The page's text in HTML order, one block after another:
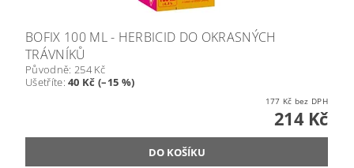
BOFIX 100 ML - HERBICID DO OKRASNÝCH
TRÁVNÍKŮ
Původně: 254 Kč
Ušetříte:40 Kč (–15 %)
177 Kč bez DPH
214 Kč